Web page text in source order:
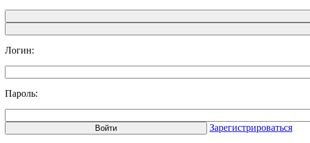
Логин:
Пароль:
Зарегистрироваться